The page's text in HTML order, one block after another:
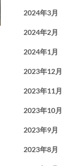
2024年3月
2024年2月
2024年1月
2023年12月
2023年11月
2023年10月
2023年9月
2023年8月